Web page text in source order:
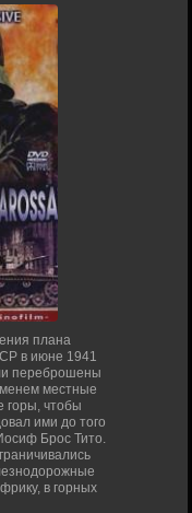
плана
в июне 1941
переброшены
местные
горы, чтобы
ими до того
Брос Тито.
в горных